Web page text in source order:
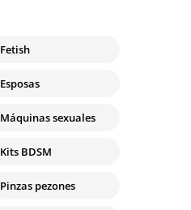
Fetish
Esposas
Máquinas sexuales
Kits BDSM
Pinzas pezones